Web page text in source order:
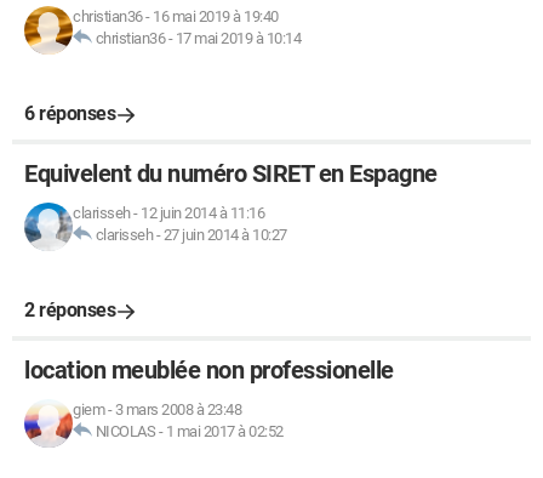
christian36- 16 mai 2019 à 19:40
christian36- 17 mai 2019 à 10:14
6 réponses
Equivelent du numéro SIRET en Espagne
clarisseh- 12 juin 2014 à 11:16
clarisseh-27 juin 2014 à 10:27
2 réponses
location meublée non professionelle
giem- 3 mars 2008 à 23:48
NICOLAS - 1 mai 2017 à 02:52